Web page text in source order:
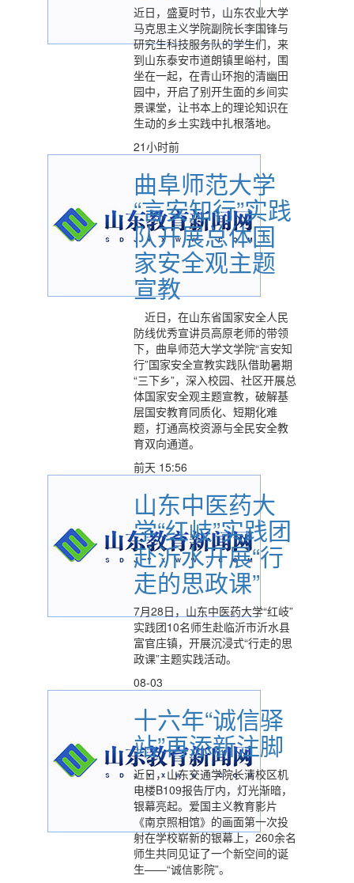
近日，盛夏时节，山东农业大学
马克思主义学院副院长李国锋与
研究生科技服务队的学生们，来
到山东泰安市道朗镇里峪村，围
坐在一起，在青山环抱的清幽田
园中，开启了别开生面的乡间实
景课堂，让书本上的理论知识在
生动的乡土实践中扎根落地。
21小时前
曲阜师范大学
“言安知行”实践
队开展总体国
家安全观主题
宣教
近日，在山东省国家安全人民
防线优秀宣讲员高原老师的带领
下，曲阜师范大学文学院“言安知
行”国家安全宣教实践队借助暑期
“三下乡”，深入校园、社区开展总
体国家安全观主题宣教，破解基
层国安教育同质化、短期化难
题，打通高校资源与全民安全教
育双向通道。
前天 15:56
山东中医药大
学“红岐”实践团
赴沂水开展“行
走的思政课”
7月28日，山东中医药大学“红岐”
实践团10名师生赴临沂市沂水县
富官庄镇，开展沉浸式“行走的思
政课”主题实践活动。
08-03
十六年“诚信驿
站”再添新注脚
近日，山东交通学院长清校区机
电楼B109报告厅内，灯光渐暗，
银幕亮起。爱国主义教育影片
《南京照相馆》的画面第一次投
射在学校崭新的银幕上，260余名
师生共同见证了一个新空间的诞
生——“诚信影院”。